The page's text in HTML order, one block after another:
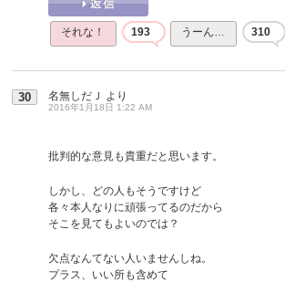
それな！ 193 うーん… 310
30 名無しだＪ より
2016年1月18日 1:22 AM
批判的な意見も貴重だと思います。
しかし、どの人もそうですけど
各々本人なりに頑張ってるのだから
そこを見てもよいのでは？
欠点なんてない人いませんしね。
プラス、いい所も含めて